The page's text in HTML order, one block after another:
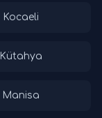
Kocaeli
Kütahya
Manisa